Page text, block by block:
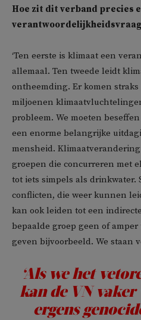
Hoe zit dit verband precies
‘Ten eerste is klimaat een
allemaal. Ten tweede leidt
ontheemding. Er komen
miljoenen
probleem. We moeten
een enorme belangrijke
mensheid.
groepen die concurreren met
tot iets simpels als drinkwater.
conflicten, die weer kunnen
kan ook leiden tot een
bepaalde groep geen of
geven bijvoorbeeld. We staan
‘Als we het
kan de VN
ergens